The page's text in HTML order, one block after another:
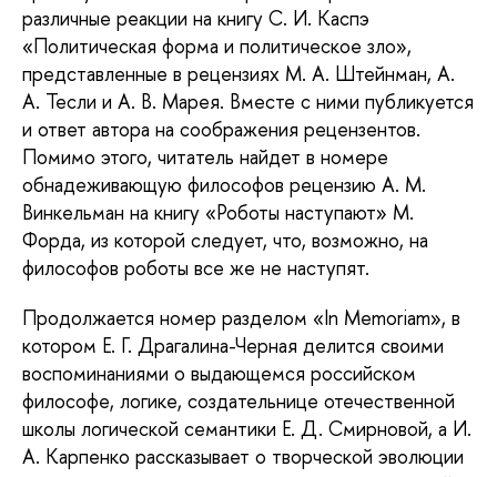
различные реакции на книгу С. И. Каспэ
«Политическая форма и политическое зло»,
представленные в рецензиях М. А. Штейнман, А.
А. Тесли и А. В. Марея. Вместе с ними публикуется
и ответ автора на соображения рецензентов.
Помимо этого, читатель найдет в номере
обнадеживающую философов рецензию А. М.
Винкельман на книгу «Роботы наступают» М.
Форда, из которой следует, что, возможно, на
философов роботы все же не наступят.
Продолжается номер разделом «In Memoriam», в
котором Е. Г. Драгалина-Черная делится своими
воспоминаниями о выдающемся российском
философе, логике, создательнице отечественной
школы логической семантики Е. Д. Смирновой, а И.
А. Карпенко рассказывает о творческой эволюции